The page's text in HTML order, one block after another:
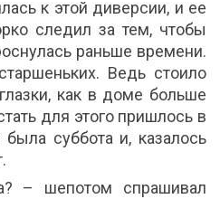
к этой диверсии, и ее
следил за тем, чтобы
раньше времени.
Ведь стоило
как в доме больше
для этого пришлось в
суббота и, казалось
– шепотом спрашивал